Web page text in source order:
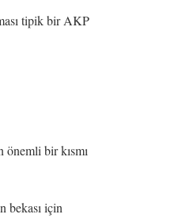
tipik bir AKP
önemli bir kısmı
bekası için